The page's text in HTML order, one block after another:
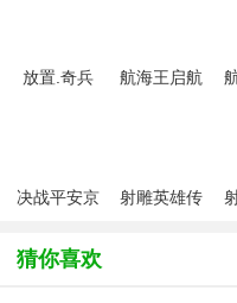
放置.奇兵
航海王启航
决战平安京
射雕英雄传
猜你喜欢